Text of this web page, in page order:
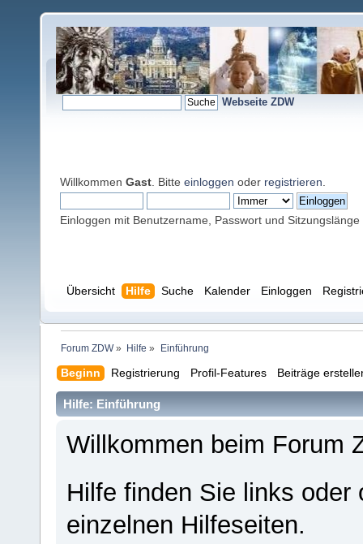
Webseite ZDW
Willkommen Gast . Bitte einloggen oder registrieren
Einloggen mit Benutzername, Passwort und Sitzungslänge
Übersicht Hilfe Suche Kalender Einloggen
Forum ZDW» Hilfe » Einführung
Beginn Registrierung Profil-Features Beiträge
Hilfe: Einführung
Willkommen beim Forum
Hilfe finden Sie links
einzelnen Hilfeseiten.